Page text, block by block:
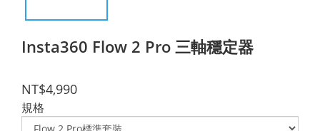
Insta360 Flow 2 Pro 三軸穩定器
NT$4,990
規格